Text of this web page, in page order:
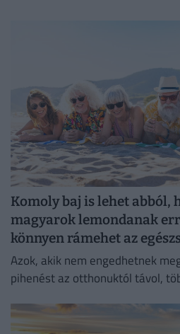
Komoly baj is lehet abból,
magyarok lemondanak
könnyen rámehet az
Azok, akik nem engedhetnek
pihenést az otthonuktól távol,